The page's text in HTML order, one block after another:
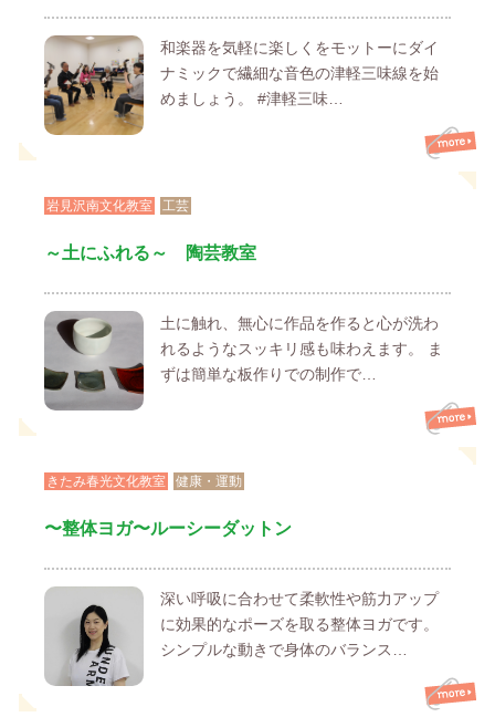
和楽器を気軽に楽しくをモットーにダイ
ナミックで繊細な音色の津軽三味線を始
めましょう。 #津軽三味…
岩見沢南文化教室 工芸
～土にふれる～ 陶芸教室
土に触れ、無心に作品を作ると心が洗わ
れるようなスッキリ感も味わえます。 ま
ずは簡単な板作りでの制作で…
きたみ春光文化教室 健康・運動
〜整体ヨガ〜ルーシーダットン
深い呼吸に合わせて柔軟性や筋力アップ
に効果的なポーズを取る整体ヨガです。
シンプルな動きで身体のバランス…